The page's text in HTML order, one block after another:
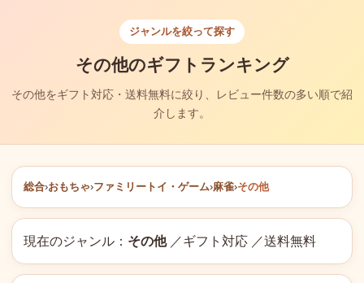
ジャンルを絞って探す
その他のギフトランキング
その他をギフト対応・送料無料に絞り、レビュー件数の多い順で紹
介します。
総合›おもちゃ›ファミリートイ・ゲーム›麻雀›その他
現在のジャンル： その他／ギフト対応 ／送料無料